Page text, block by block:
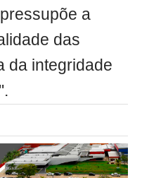
a
das
da integridade